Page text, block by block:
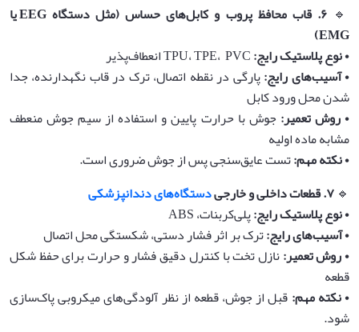
🔹 ۶.قاب محافظ پروب و کابل‌های حساس(مثل دستگاهEEG
یا
EMG)
•‌نوع پلاستیک رایج:
•‌آسیب‌های رایج:پارگی در نقطه اتصال، ترک در قاب نگهدارنده، جدا
شدن محل ورود کابل
•‌روش تعمیر:جوش با حرارت پایین و استفاده از سیم جوش منعطف
مشابه ماده اولیه
•‌نکته مهم:تست عایق‌سنجی پس از جوش ضروری است.
🔹۷.قطعات داخلی و خارجیدستگاه‌های دندانپزشکی
•‌نوع پلاستیک رایج:پلی‌کربنات، ABS
•‌آسیب‌های رایج:ترک بر اثر فشار دستی، شکستگی محل اتصال
•‌روش تعمیر:نازل تخت با کنترل دقیق فشار و حرارت برای حفظ شکل
قطعه
•‌نکته مهم:قبل از جوش، قطعه از نظر آلودگی‌های میکروبی پاک‌سازی
شود.